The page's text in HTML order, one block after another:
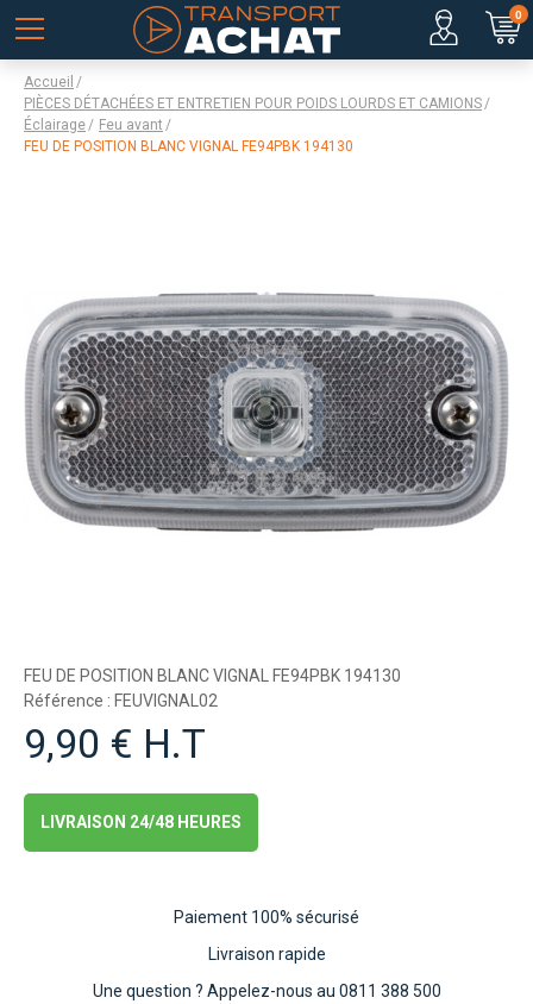
Accueil
PIÈCES DÉTACHÉES ET ENTRETIEN POUR POIDS LOURDS ET CAMIONS
Éclairage
Feu avant
FEU DE POSITION BLANC VIGNAL FE94PBK 194130
FEU DE POSITION BLANC VIGNAL FE94PBK 194130
Référence : FEUVIGNAL02
9,90 € H.T
LIVRAISON 24/48 HEURES
Paiement 100% sécurisé
Livraison rapide
Une question ? Appelez-nous au 0811 388 500
0